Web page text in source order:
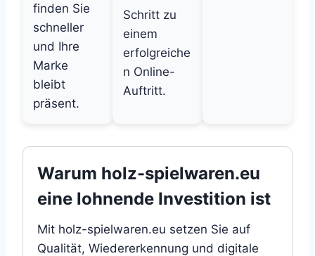
finden Sie
schneller
und Ihre
Marke
bleibt
präsent.
Schritt zu
einem
erfolgreiche
n Online-
Auftritt.
Warum holz-spielwaren.eu
eine lohnende Investition ist
Mit holz-spielwaren.eu setzen Sie auf
Qualität, Wiedererkennung und digitale